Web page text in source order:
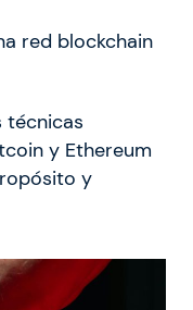
red blockchain
técnicas
y Ethereum
y